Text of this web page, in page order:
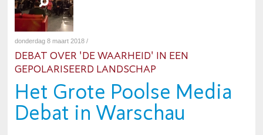
donderdag 8 maart 2018 /
DEBAT OVER 'DE WAARHEID' IN EEN
GEPOLARISEERD LANDSCHAP
Het Grote Poolse Media
Debat in Warschau